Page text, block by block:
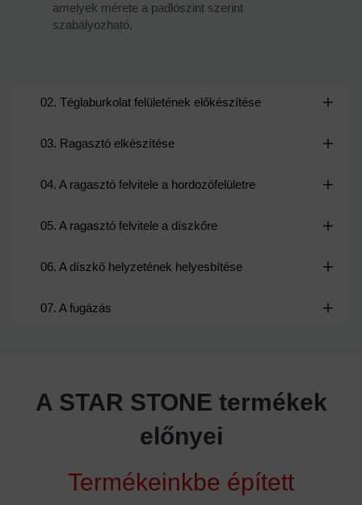
amelyek mérete a padlószint szerint
szabályozható.
02. Téglaburkolat felületének előkészítése
03. Ragasztó elkészítése
04. A ragasztó felvitele a hordozófelületre
05. A ragasztó felvitele a díszkőre
06. A díszkő helyzetének helyesbítése
07. A fugázás
A STAR STONE termékek
előnyei
Termékeinkbe épített